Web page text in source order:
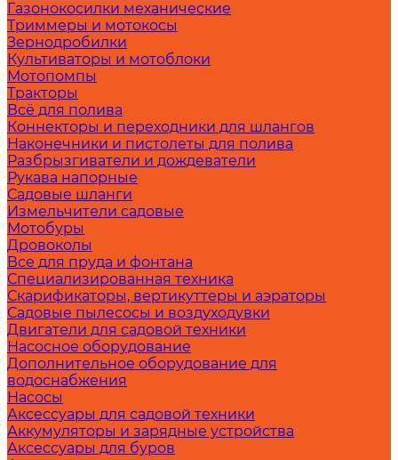
Газонокосилки механические
Триммеры и мотокосы
Зернодробилки
Культиваторы и мотоблоки
Мотопомпы
Тракторы
Всё для полива
Коннекторы и переходники для шлангов
Наконечники и пистолеты для полива
Разбрызгиватели и дождеватели
Рукава напорные
Садовые шланги
Измельчители садовые
Мотобуры
Дровоколы
Все для пруда и фонтана
Специализированная техника
Скарификаторы, вертикуттеры и аэраторы
Садовые пылесосы и воздуходувки
Двигатели для садовой техники
Насосное оборудование
Дополнительное оборудование для
водоснабжения
Насосы
Аксессуары для садовой техники
Аккумуляторы и зарядные устройства
Аксессуары для буров